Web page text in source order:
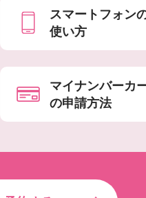
スマートフォン
使い方
マイナンバーカ
の申請方法